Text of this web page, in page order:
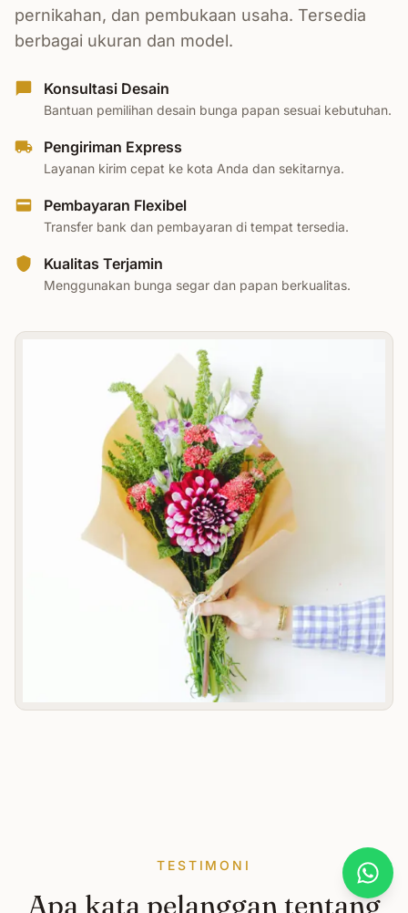
pernikahan, dan pembukaan usaha. Tersedia
berbagai ukuran dan model.
Konsultasi Desain
Bantuan pemilihan desain bunga papan sesuai kebutuhan.
Pengiriman Express
Layanan kirim cepat ke kota Anda dan sekitarnya.
Pembayaran Flexibel
Transfer bank dan pembayaran di tempat tersedia.
Kualitas Terjamin
Menggunakan bunga segar dan papan berkualitas.
TESTIMONI
Apa kata pelanggan tentang